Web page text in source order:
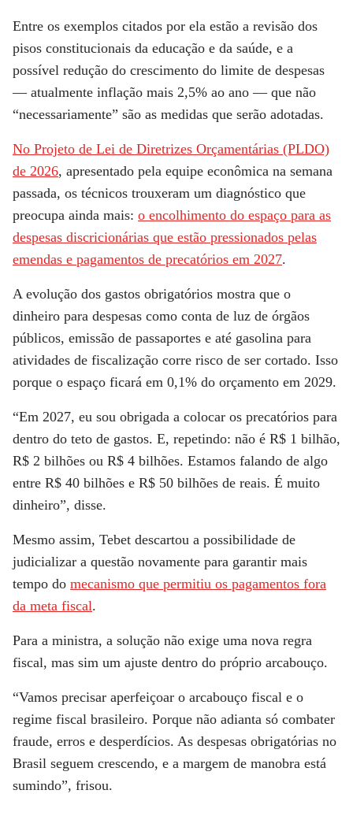
Entre os exemplos citados por ela estão a revisão dos
pisos constitucionais da educação e da saúde, e a
possível redução do crescimento do limite de despesas
— atualmente inflação mais 2,5% ao ano — que não
“necessariamente” são as medidas que serão adotadas.
No Projeto de Lei de Diretrizes Orçamentárias (PLDO)
de 2026, apresentado pela equipe econômica na semana
passada, os técnicos trouxeram um diagnóstico que
preocupa ainda mais: o encolhimento do espaço para as
despesas discricionárias que estão pressionados pelas
emendas e pagamentos de precatórios em 2027.
A evolução dos gastos obrigatórios mostra que o
dinheiro para despesas como conta de luz de órgãos
públicos, emissão de passaportes e até gasolina para
atividades de fiscalização corre risco de ser cortado. Isso
porque o espaço ficará em 0,1% do orçamento em 2029.
“Em 2027, eu sou obrigada a colocar os precatórios para
dentro do teto de gastos. E, repetindo: não é R$ 1 bilhão,
R$ 2 bilhões ou R$ 4 bilhões. Estamos falando de algo
entre R$ 40 bilhões e R$ 50 bilhões de reais. É muito
dinheiro”, disse.
Mesmo assim, Tebet descartou a possibilidade de
judicializar a questão novamente para garantir mais
tempo do mecanismo que permitiu os pagamentos fora
da meta fiscal.
Para a ministra, a solução não exige uma nova regra
fiscal, mas sim um ajuste dentro do próprio arcabouço.
“Vamos precisar aperfeiçoar o arcabouço fiscal e o
regime fiscal brasileiro. Porque não adianta só combater
fraude, erros e desperdícios. As despesas obrigatórias no
Brasil seguem crescendo, e a margem de manobra está
sumindo”, frisou.